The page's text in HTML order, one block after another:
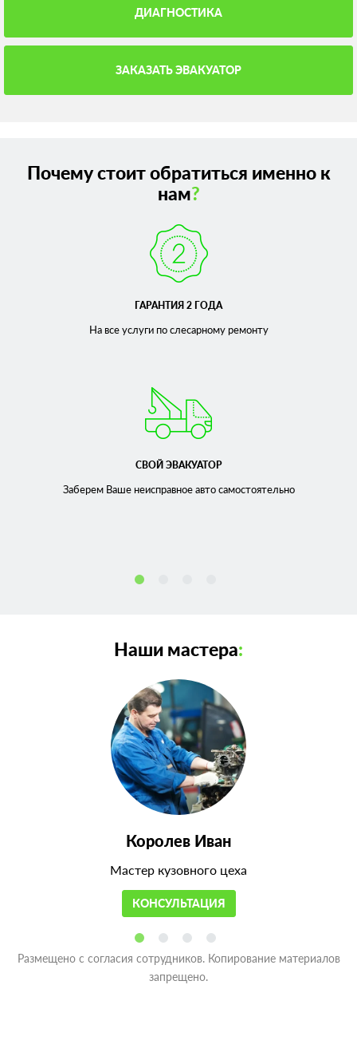
ДИАГНОСТИКА
ЗАКАЗАТЬ ЭВАКУАТОР
Почему стоит обратиться именно к
нам?
ГАРАНТИЯ 2 ГОДА
На все услуги по слесарномуремонту
СВОЙ ЭВАКУАТОР
Заберем Ваше неисправноеавто самостоятельно
Наши мастера:
Королев Иван
Мастер кузовного цеха
КОНСУЛЬТАЦИЯ
Размещено с согласия сотрудников. Копирование материалов
запрещено.